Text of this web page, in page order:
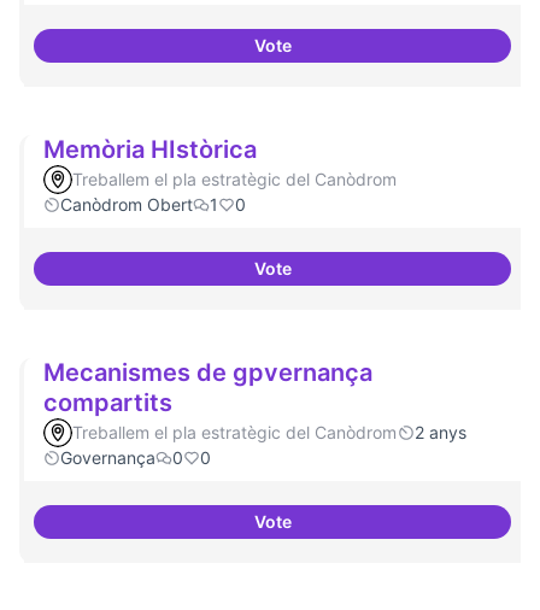
VoteMemòria Històrica - Referencia
Memòria HIstòrica
Treballem el pla estratègic del Canòdrom
Canòdrom Obert
1 0
VoteMemòria HIstòrica
Mecanismes de gpvernança
compartits
Treballem el pla estratègic del Canòdrom
2 anys
Governança
0 0
VoteMecanismes de gpvernança